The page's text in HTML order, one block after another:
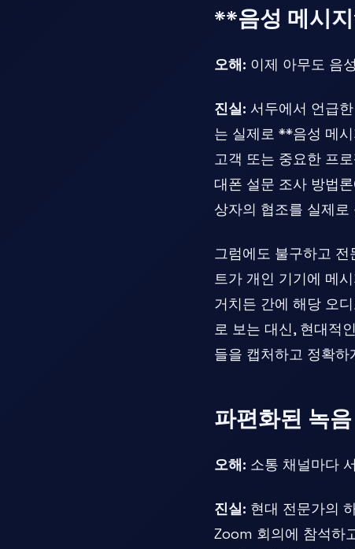
**음성 메시
오해: 이제 아무도 음
진실: 서두에서 언급
는 실제로 **음성 메
고객 또는 중요한 프
대폰 설문 조사 방법
상자의 협조를 실제
그럼에도 불구하고
트가 개인 기기에 메
거치든 간에 해당 오
로 보는 대신, 현대적
들을 캡처하고 정확
파편화된 녹
오해: 소통 채널마다
진실: 현대 전문가의
Zoom 회의에 참석하